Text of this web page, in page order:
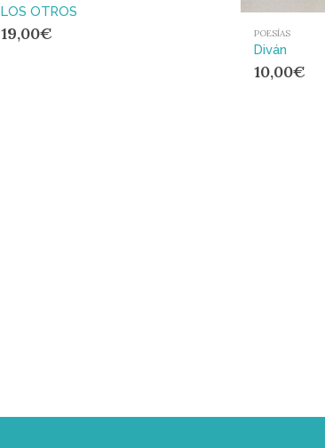
LOS OTROS
19,00€ POESÍAS
Diván
10,00€